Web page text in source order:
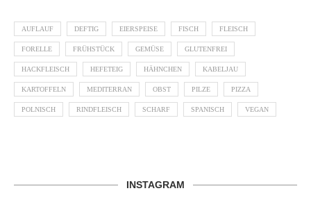
AUFLAUF DEFTIG EIERSPEISE FISCH FLEISCH
FORELLE FRÜHSTÜCK GEMÜSE GLUTENFREI
HACKFLEISCH HEFETEIG HÄHNCHEN KABELJAU
KARTOFFELN MEDITERRAN OBST PILZE PIZZA
POLNISCH RINDFLEISCH SCHARF SPANISCH VEGAN
INSTAGRAM